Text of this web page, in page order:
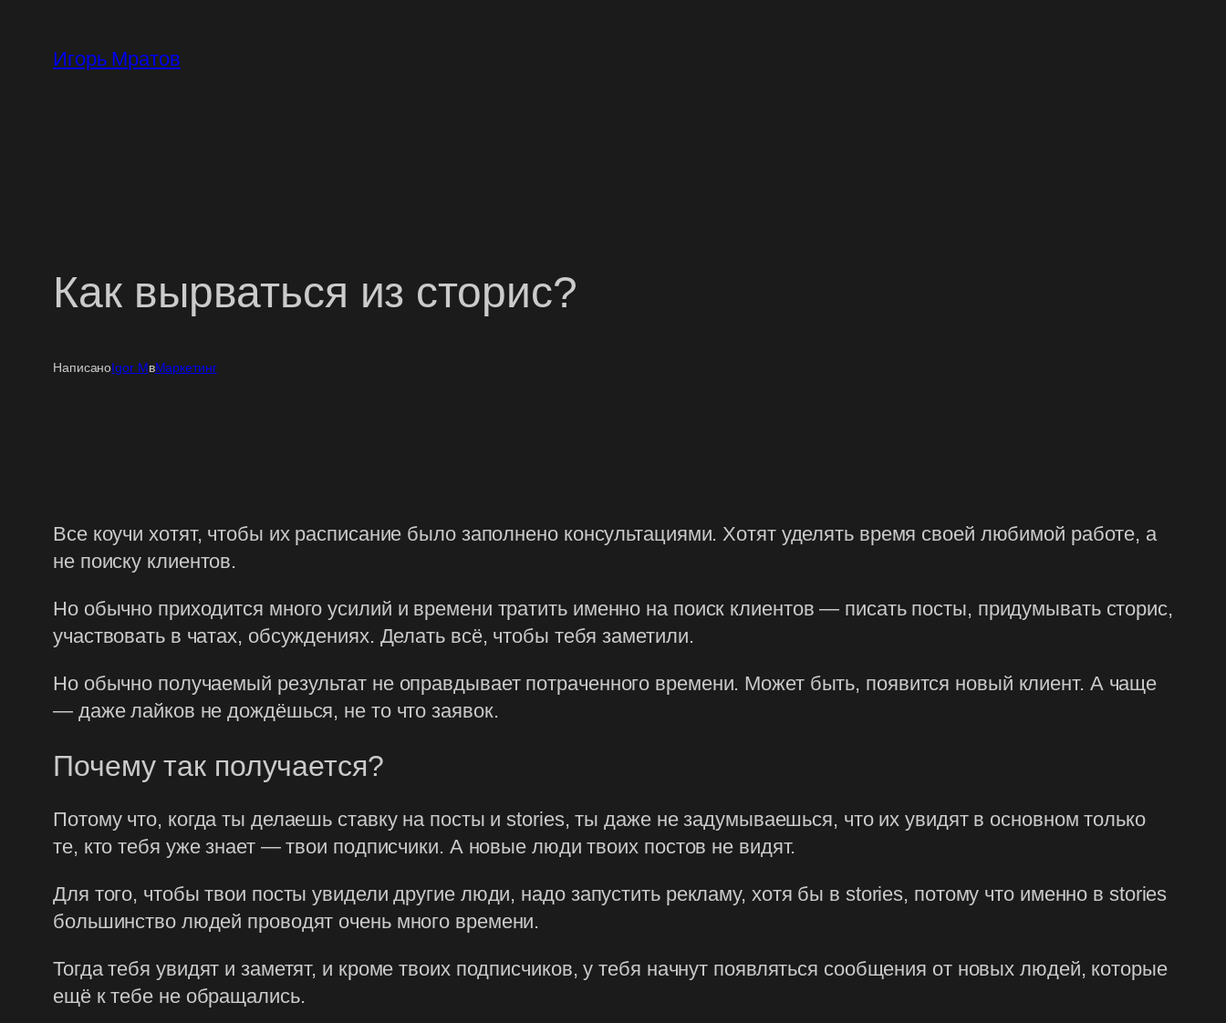
содержимому
Игорь Мратов
Как вырваться из сторис?
НаписаноIgor MвМаркетинг
Все коучи хотят, чтобы их расписание было заполнено консультациями. Хотят уделять время своей любимой работе, а
не поиску клиентов.
Но обычно приходится много усилий и времени тратить именно на поиск клиентов — писать посты, придумывать сторис,
участвовать в чатах, обсуждениях. Делать всё, чтобы тебя заметили.
Но обычно получаемый результат не оправдывает потраченного времени. Может быть, появится новый клиент. А чаще
— даже лайков не дождёшься, не то что заявок.
Почему так получается?
Потому что, когда ты делаешь ставку на посты и stories, ты даже не задумываешься, что их увидят в основном только
те, кто тебя уже знает — твои подписчики. А новые люди твоих постов не видят.
Для того, чтобы твои посты увидели другие люди, надо запустить рекламу, хотя бы в stories, потому что именно в stories
большинство людей проводят очень много времени.
Тогда тебя увидят и заметят, и кроме твоих подписчиков, у тебя начнут появляться сообщения от новых людей, которые
ещё к тебе не обращались.